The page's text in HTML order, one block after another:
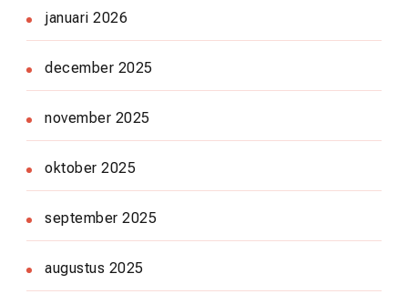
januari 2026
december 2025
november 2025
oktober 2025
september 2025
augustus 2025